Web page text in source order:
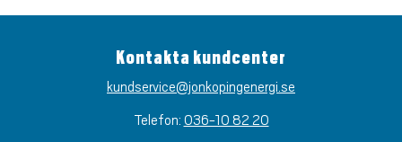
Kontakta kundcenter
kundservice@jonkopingenergi.se
Telefon: 036-10 82 20